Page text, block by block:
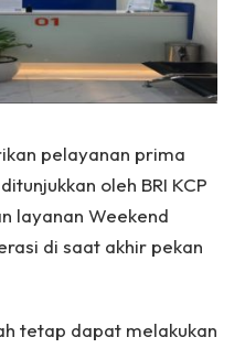
pelayanan prima
oleh BRI KCP
layanan Weekend
di saat akhir pekan
tetap dapat melakukan